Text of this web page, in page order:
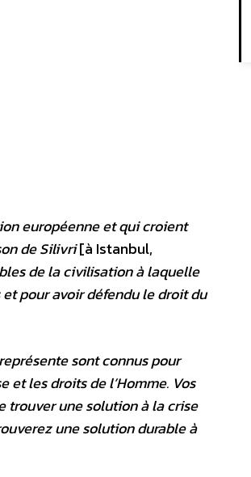
européenne et qui croient
de Silivri[à Istanbul,
de la civilisation à laquelle
pour avoir défendu le droit du
sont connus pour
les droits de l’Homme. Vos
trouver une solution à la crise
une solution durable à